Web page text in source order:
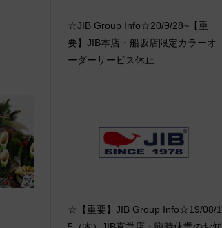
☆JIB Group Info☆20/9/28~【重
要】JIB本店・船坂店限定カラーオ
ーダーサービス休止...
☆【重要】JIB Group Info☆19/08/1